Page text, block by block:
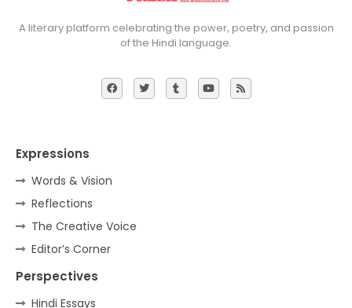
A literary platform celebrating the power, poetry, and passion
of the Hindi language.
Expressions
Words & Vision
Reflections
The Creative Voice
Editor’s Corner
Perspectives
Hindi Essays